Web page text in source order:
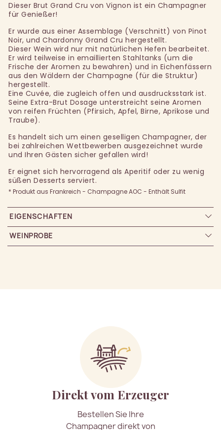
Dieser Brut Grand Cru von Vignon ist ein Champagner
für Genießer!
Er wurde aus einer Assemblage (Verschnitt) von Pinot
Noir, und Chardonny Grand Cru hergestellt.
Dieser Wein wird nur mit natürlichen Hefen bearbeitet.
Er wird teilweise in emaillierten Stahltanks (um die
Frische der Aromen zu bewahren) und in Eichenfässern
aus den Wäldern der Champagne (für die Struktur)
hergestellt.
Eine Cuvée, die zugleich offen und ausdrucksstark ist.
Seine Extra-Brut Dosage unterstreicht seine Aromen
von reifen Früchten (Pfirsich, Apfel, Birne, Aprikose und
Traube).
Es handelt sich um einen geselligen Champagner, der
bei zahlreichen Wettbewerben ausgezeichnet wurde
und Ihren Gästen sicher gefallen wird!
Er eignet sich hervorragend als Aperitif oder zu wenig
süßen Desserts serviert.
* Produkt aus Frankreich - Champagne AOC - Enthält Sulfit
EIGENSCHAFTEN
WEINPROBE
Direkt vom Erzeuger
Bestellen Sie Ihre
Champagner direkt von